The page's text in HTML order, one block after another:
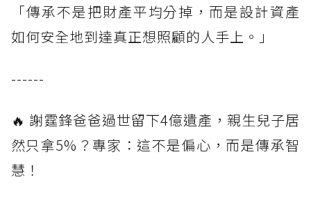
「傳承不是把財產平均分掉，而是設計資產
如何安全地到達真正想照顧的人手上。」
------
🔥 謝霆鋒爸爸過世留下4億遺產，親生兒子居
然只拿5%？專家：這不是偏心，而是傳承智
慧！